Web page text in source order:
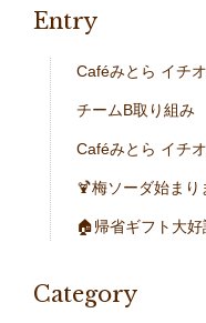
Entry
Caféみとら イチ
チームB取り組み
Caféみとら イチ
🍹梅ソーダ始まり
🏠帰省ギフト大
Category